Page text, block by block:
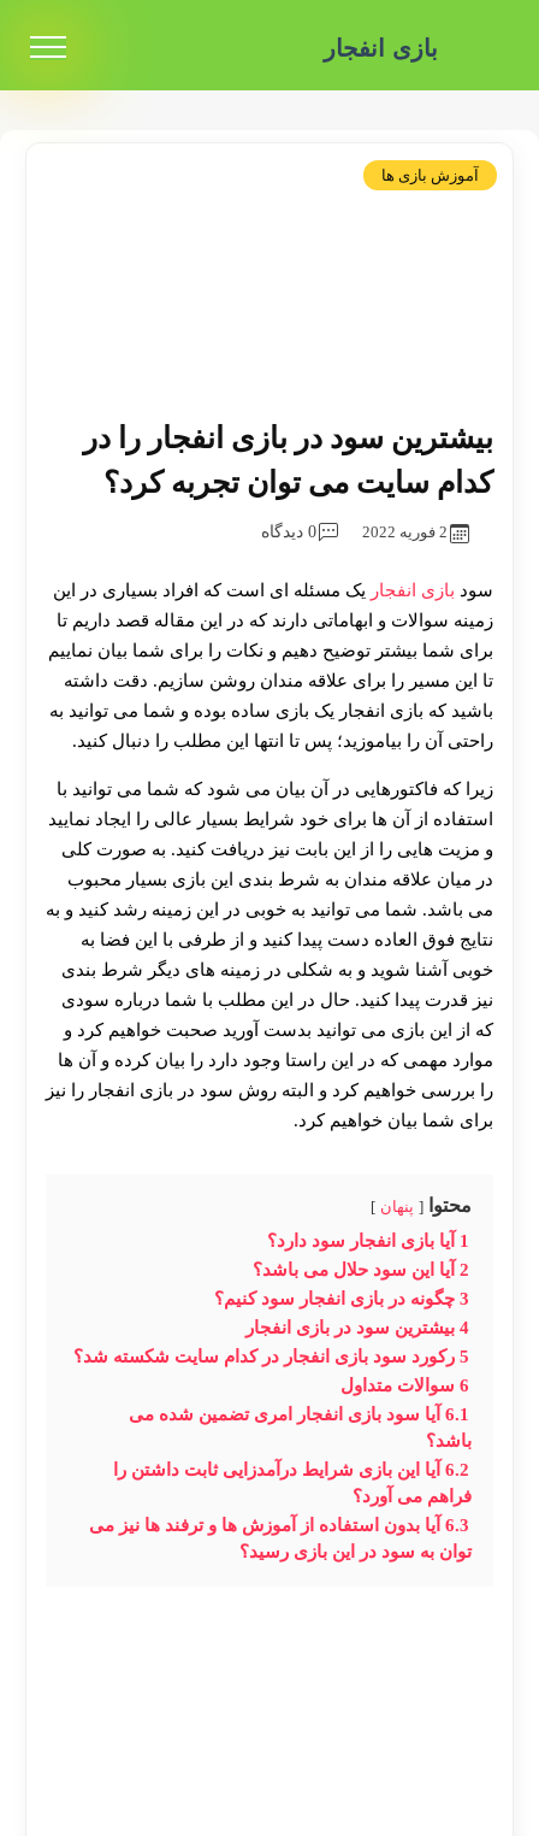
بازی انفجار
آموزش بازی ها
بیشترین سود در بازی انفجار را در
کدام سایت می توان تجربه کرد؟
2 فوریه 2022 0 دیدگاه
سود بازی انفجار یک مسئله ای است که افراد بسیاری در این
زمینه سوالات و ابهاماتی دارند که در این مقاله قصد داریم تا
برای شما بیشتر توضیح دهیم و نکات را برای شما بیان نماییم
تا این مسیر را برای علاقه مندان روشن سازیم. دقت داشته
باشید که بازی انفجار یک بازی ساده بوده و شما می توانید به
راحتی آن را بیاموزید؛ پس تا انتها این مطلب را دنبال کنید.
زیرا که فاکتورهایی در آن بیان می شود که شما می توانید با
استفاده از آن ها برای خود شرایط بسیار عالی را ایجاد نمایید
و مزیت هایی را از این بابت نیز دریافت کنید. به صورت کلی
در میان علاقه مندان به شرط بندی این بازی بسیار محبوب
می باشد. شما می توانید به خوبی در این زمینه رشد کنید و به
نتایج فوق العاده دست پیدا کنید و از طرفی با این فضا به
خوبی آشنا شوید و به شکلی در زمینه های دیگر شرط بندی
نیز قدرت پیدا کنید. حال در این مطلب با شما درباره سودی
که از این بازی می توانید بدست آورید صحبت خواهیم کرد و
موارد مهمی که در این راستا وجود دارد را بیان کرده و آن ها
را بررسی خواهیم کرد و البته روش سود در بازی انفجار را نیز
برای شما بیان خواهیم کرد.
محتوا پنهان
1 آیا بازی انفجار سود دارد؟
2 آیا این سود حلال می باشد؟
3 چگونه در بازی انفجار سود کنیم؟
4 بیشترین سود در بازی انفجار
5 رکورد سود بازی انفجار در کدام سایت شکسته شد؟
6 سوالات متداول
6.1 آیا سود بازی انفجار امری تضمین شده می
باشد؟
6.2 آیا این بازی شرایط درآمدزایی ثابت داشتن را
فراهم می آورد؟
6.3 آیا بدون استفاده از آموزش ها و ترفند ها نیز می
توان به سود در این بازی رسید؟